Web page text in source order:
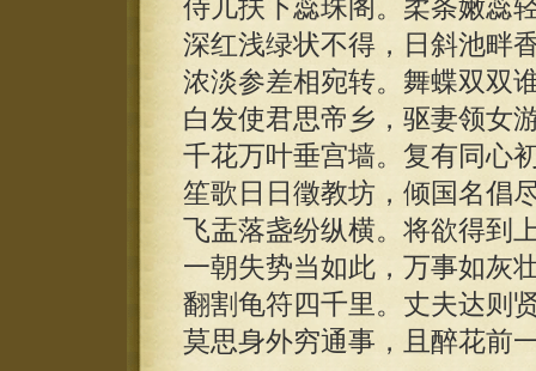
侍儿扶下蕊珠阁。柔条嫩蕊
深红浅绿状不得，日斜池畔
浓淡参差相宛转。舞蝶双双
白发使君思帝乡，驱妻领女
千花万叶垂宫墙。复有同心
笙歌日日徵教坊，倾国名倡
飞盂落盏纷纵横。将欲得到
一朝失势当如此，万事如灰
翻割龟符四千里。丈夫达则
莫思身外穷通事，且醉花前